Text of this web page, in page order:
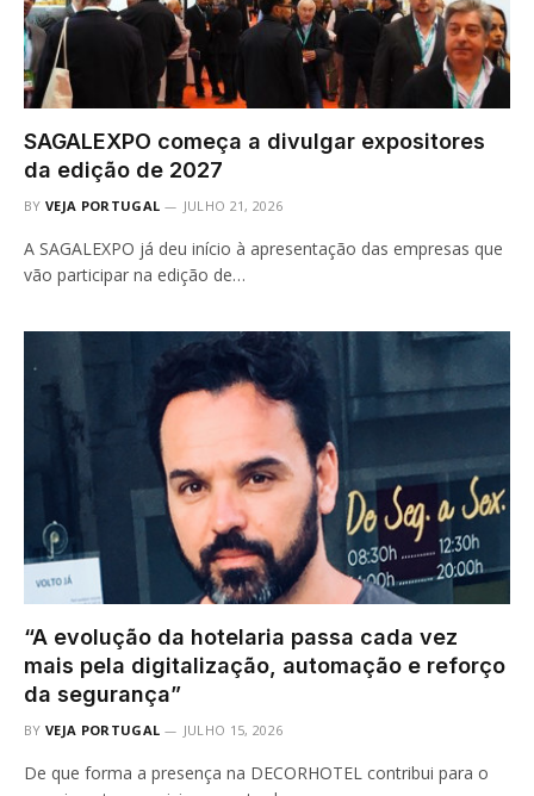
SAGALEXPO começa a divulgar expositores
da edição de 2027
BY VEJA PORTUGAL JULHO 21, 2026
A SAGALEXPO já deu início à apresentação das empresas que
vão participar na edição de…
“A evolução da hotelaria passa cada vez
mais pela digitalização, automação e reforço
da segurança”
BY VEJA PORTUGAL JULHO 15, 2026
De que forma a presença na DECORHOTEL contribui para o